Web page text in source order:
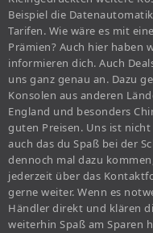
Beispiel die
Tarifen. Wie wäre es mit
Prämien? Auch hier haben
informieren dich. Auch
uns ganz genau an. Dazu
Konsolen aus anderen
England und besonders
guten Preisen. Uns ist
auch das du Spaß bei der
dennoch mal dazu
jederzeit über das
gerne weiter. Wenn es
Händler direkt und klären
weiterhin Spaß am Sparen